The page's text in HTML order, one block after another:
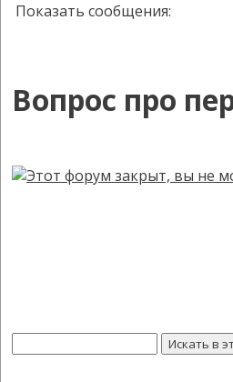
Показать сообщения:
Вопрос про